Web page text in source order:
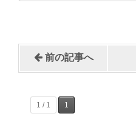
前の記事へ
1 / 1 1